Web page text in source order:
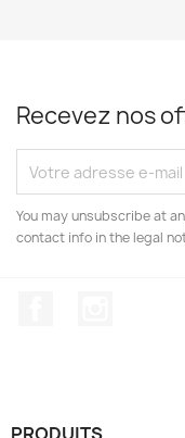
Recevez nos
You may unsubscribe at
contact info in the legal